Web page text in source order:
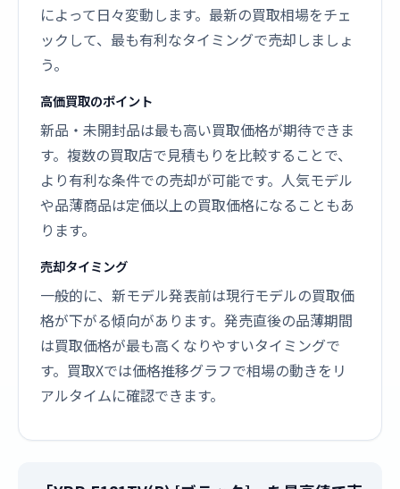
によって日々変動します。最新の買取相場をチェ
ックして、最も有利なタイミングで売却しましょ
う。
高価買取のポイント
新品・未開封品は最も高い買取価格が期待できま
す。複数の買取店で見積もりを比較することで、
より有利な条件での売却が可能です。人気モデル
や品薄商品は定価以上の買取価格になることもあ
ります。
売却タイミング
一般的に、新モデル発表前は現行モデルの買取価
格が下がる傾向があります。発売直後の品薄期間
は買取価格が最も高くなりやすいタイミングで
す。買取Xでは価格推移グラフで相場の動きをリ
アルタイムに確認できます。